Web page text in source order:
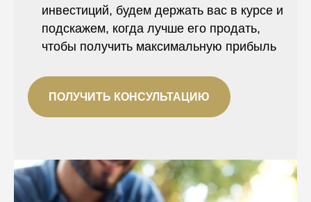
инвестиций, будем держать вас в курсе и
подскажем, когда лучше его продать,
чтобы получить максимальную прибыль
ПОЛУЧИТЬ КОНСУЛЬТАЦИЮ